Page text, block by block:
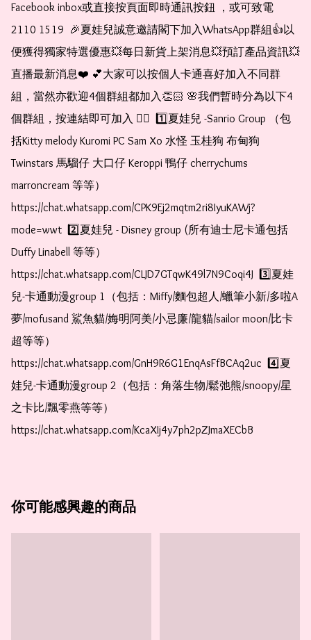
Facebook inbox或直接按頁面即時通訊按鈕 ，或可致電
2110 1519  🎉夏娃兒誠意邀請閣下加入WhatsApp群組👍以
便獲得獨家特選優惠💥每日新貨上架消息💥預訂產品資訊💥
直播最新消息❤️ 💕大家可以按個人卡通喜好加入不同群
組，當然亦歡迎4個群組都加入👏🏻 🌸我們暫時分為以下4
個群組，按連結即可加入 👇🏻  1️⃣夏娃兒 -Sanrio Group （包
括Kitty melody Kuromi PC Sam Xo 水怪 玉桂狗 布甸狗
Twinstars 馬騮仔 大口仔 Keroppi 鴨仔 cherrychums
marroncream 等等）
https://chat.whatsapp.com/CPK9Ej2mqtm2ri8IyuKAWj?
mode=wwt  2️⃣夏娃兒 - Disney group (所有迪士尼卡通包括
Duffy Linabell 等等）
https://chat.whatsapp.com/CLJD7GTqwK49l7N9Coqi4J  3️⃣夏娃
兒-卡通動漫group 1（包括：Miffy/麵包超人/蠟筆小新/多啦A
夢/mofusand 鯊魚貓/娒明阿美/小忌廉/龍貓/sailor moon/比卡
超等等）
https://chat.whatsapp.com/GnH9R6G1EnqAsFfBCAq2uc  4️⃣夏
娃兒-卡通動漫group 2（包括：角落生物/鬆弛熊/snoopy/星
之卡比/飄零燕等等）
https://chat.whatsapp.com/KcaXIj4y7ph2pZJmaXECbB
你可能感興趣的商品